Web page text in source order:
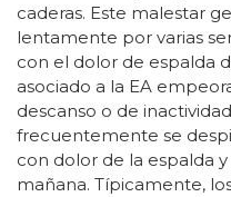
caderas. Este malestar
lentamente por varias
con el dolor de espalda
asociado a la EA
descanso o de
frecuentemente se
con dolor de la espalda
mañana. Típicamente,